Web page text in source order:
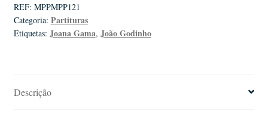
|
Nocturno
REF: MPPMPP121
Categoria: Partituras
Etiquetas: Joana Gama, João Godinho
Descrição